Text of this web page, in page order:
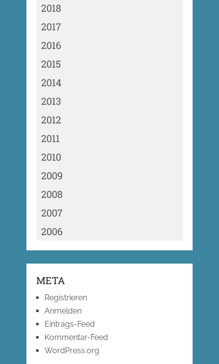
2018
2017
2016
2015
2014
2013
2012
2011
2010
2009
2008
2007
2006
META
Registrieren
Anmelden
Eintrags-Feed
Kommentar-Feed
WordPress.org